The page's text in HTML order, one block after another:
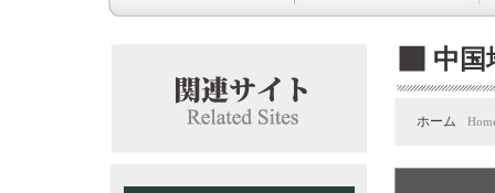
中国
ホーム